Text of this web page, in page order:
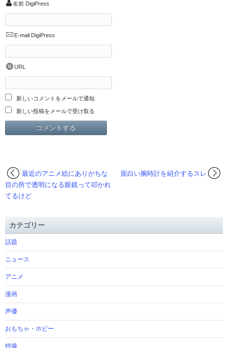
名前 DigiPress
E-mail DigiPress
URL
新しいコメントをメールで通知
新しい投稿をメールで受け取る
面白い腕時計を紹介するスレ
最近のアニメ絵にありがちな
目の所で透明になる眼鏡って叩かれ
てるけど
カテゴリー
話題
ニュース
アニメ
漫画
声優
おもちゃ・ホビー
特撮